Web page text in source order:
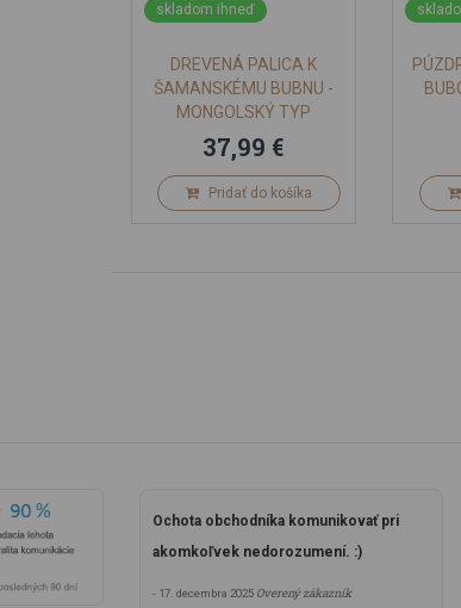
skladom ihneď
DREVENÁ PALICA K
ŠAMANSKÉMU BUBNU -
MONGOLSKÝ TYP
37,99 €
Pridať do košíka
Ochota obchodníka komunikovať pri
akomkoľvek nedorozumení. :)
- 17. decembra 2025 Overený zákazník